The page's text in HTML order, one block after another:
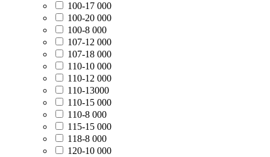
100-17 000
100-20 000
100-8 000
107-12 000
107-18 000
110-10 000
110-12 000
110-13000
110-15 000
110-8 000
115-15 000
118-8 000
120-10 000